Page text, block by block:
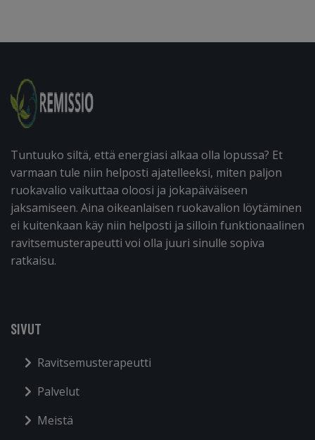
Tuntuuko siltä, että energiasi alkaa olla lopussa? Et
varmaan tule niin helposti ajatelleeksi, miten paljon
ruokavalio vaikuttaa oloosi ja jokapäiväiseen
jaksamiseen. Aina oikeanlaisen ruokavalion löytäminen
ei kuitenkaan käy niin helposti ja silloin funktionaalinen
ravitsemusterapeutti voi olla juuri sinulle sopiva
ratkaisu.
SIVUT
Ravitsemusterapeutti
Palvelut
Meistä